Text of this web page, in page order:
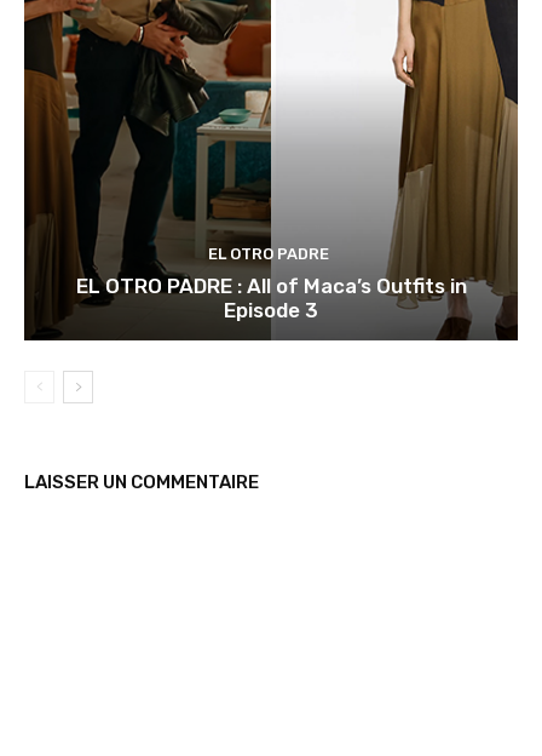
EL OTRO PADRE
EL OTRO PADRE : All of Maca’s Outfits in
Episode 3
LAISSER UN COMMENTAIRE